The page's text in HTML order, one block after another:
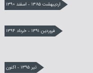
اردیبهشت ۱۳۸۵ - اسفند ۱۳۹۰
فروردین ۱۳۹۱ - خرداد ۱۳۹۴
تیر ۱۳۹۵ - اکنون